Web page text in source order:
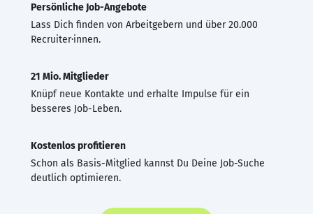
Persönliche Job-Angebote
Lass Dich finden von Arbeitgebern und über 20.000
Recruiter·innen.
21 Mio. Mitglieder
Knüpf neue Kontakte und erhalte Impulse für ein
besseres Job-Leben.
Kostenlos profitieren
Schon als Basis-Mitglied kannst Du Deine Job-Suche
deutlich optimieren.